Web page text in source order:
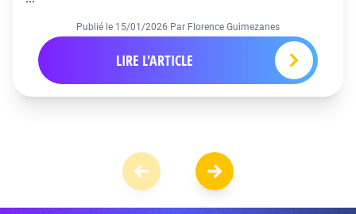
Publié le 15/01/2026 Par Florence Guimezanes
LIRE L'ARTICLE